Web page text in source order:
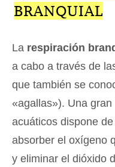
BRANQUIAL
La respiración
a cabo a través de
que también se
«agallas»). Una
acuáticos dispone
absorber el oxígeno
y eliminar el dióxido